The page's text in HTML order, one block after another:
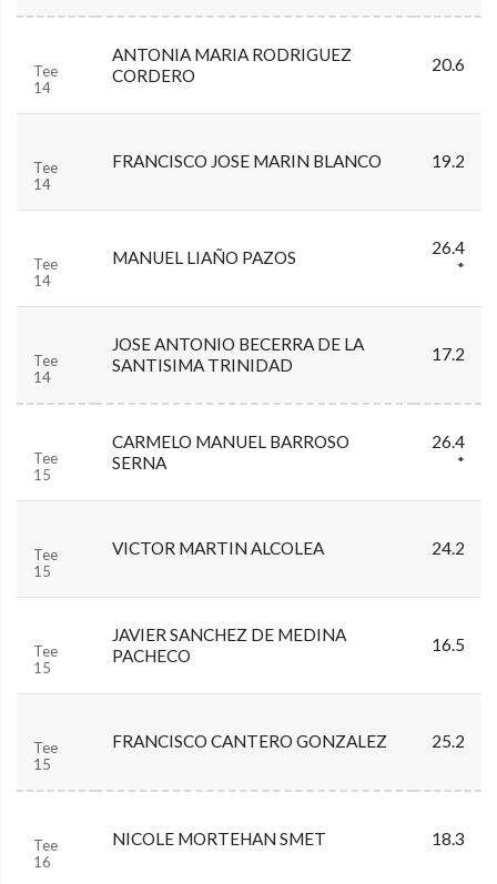
Tee
14
ANTONIA MARIA RODRIGUEZ
CORDERO
20.6
Tee
14
FRANCISCO JOSE MARIN BLANCO 19.2
Tee
14
MANUEL LIAÑO PAZOS
26.4
*
Tee
14
JOSE ANTONIO BECERRA DE LA
SANTISIMA TRINIDAD
17.2
Tee
15
CARMELO MANUEL BARROSO
SERNA
26.4
*
Tee
15
VICTOR MARTIN ALCOLEA 24.2
Tee
15
JAVIER SANCHEZ DE MEDINA
PACHECO
16.5
Tee
15
FRANCISCO CANTERO GONZALEZ 25.2
Tee
16
NICOLE MORTEHAN SMET 18.3